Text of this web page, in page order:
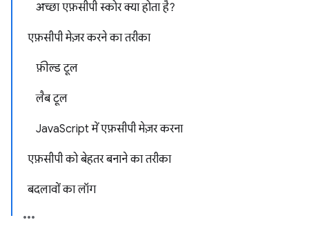
अच्छा एफ़सीपी स्कोर क्या होता है?
एफ़सीपी मेज़र करने का तरीका
फ़ील्ड टूल
लैब टूल
JavaScript में एफ़सीपी मेज़र करना
एफ़सीपी को बेहतर बनाने का तरीका
बदलावों का लॉग